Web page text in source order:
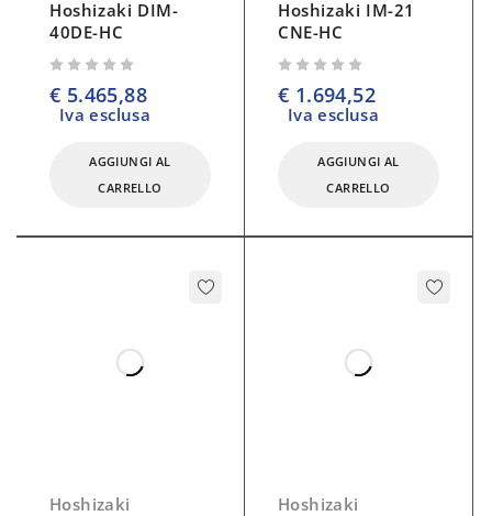
Hoshizaki DIM-
40DE-HC
€ 5.465,88
Iva esclusa
AGGIUNGI AL
CARRELLO
Hoshizaki IM-21
CNE-HC
€ 1.694,52
Iva esclusa
AGGIUNGI AL
CARRELLO
Hoshizaki
Hoshizaki